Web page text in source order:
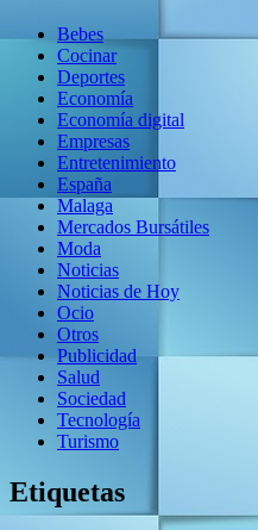
Bebes
Cocinar
Deportes
Economía
Economía digital
Empresas
Entretenimiento
España
Malaga
Mercados Bursátiles
Moda
Noticias
Noticias de Hoy
Ocio
Otros
Publicidad
Salud
Sociedad
Tecnología
Turismo
Etiquetas